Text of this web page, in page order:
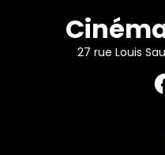
27 rue Louis